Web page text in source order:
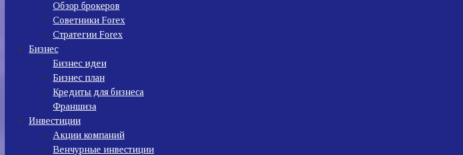
Обзор брокеров
Советники Forex
Стратегии Forex
Бизнес
Бизнес идеи
Бизнес план
Кредиты для бизнеса
Франшиза
Инвестиции
Акции компаний
Венчурные инвестиции